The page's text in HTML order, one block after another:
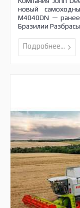
новый
M4040DN —
Бразилии
Подробнее...